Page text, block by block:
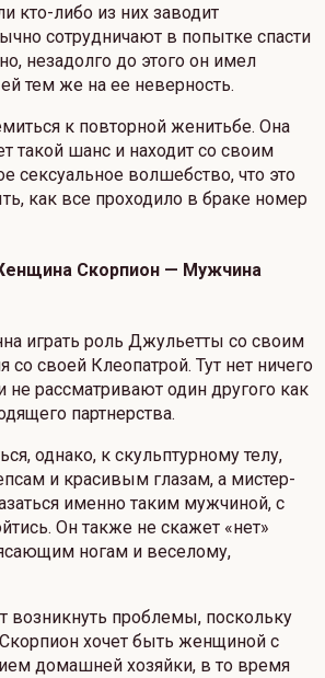
кто-либо из них заводит
сотрудничают в попытке спасти
незадолго до этого он имел
тем же на ее неверность.
к повторной женитьбе. Она
такой шанс и находит со своим
сексуальное волшебство, что это
как все проходило в браке номер
Скорпион — Мужчина
играть роль Джульетты со своим
со своей Клеопатрой. Тут нет ничего
не рассматривают один другого как
партнерства.
однако, к скульптурному телу,
и красивым глазам, а мистер-
именно таким мужчиной, с
Он также не скажет «нет»
ногам и веселому,
возникнуть проблемы, поскольку
хочет быть женщиной с
домашней хозяйки, в то время